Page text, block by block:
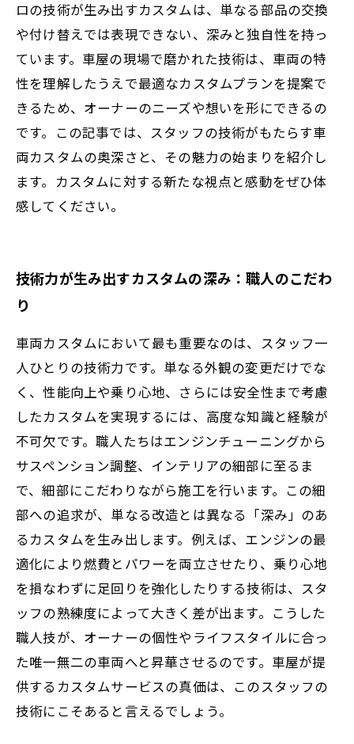
ロの技術が生み出すカスタムは、単なる部品の交換
や付け替えでは表現できない、深みと独自性を持っ
ています。車屋の現場で磨かれた技術は、車両の特
性を理解したうえで最適なカスタムプランを提案で
きるため、オーナーのニーズや想いを形にできるの
です。この記事では、スタッフの技術がもたらす車
両カスタムの奥深さと、その魅力の始まりを紹介し
ます。カスタムに対する新たな視点と感動をぜひ体
感してください。
技術力が生み出すカスタムの深み：職人のこだわ
り
車両カスタムにおいて最も重要なのは、スタッフ一
人ひとりの技術力です。単なる外観の変更だけでな
く、性能向上や乗り心地、さらには安全性まで考慮
したカスタムを実現するには、高度な知識と経験が
不可欠です。職人たちはエンジンチューニングから
サスペンション調整、インテリアの細部に至るま
で、細部にこだわりながら施工を行います。この細
部への追求が、単なる改造とは異なる「深み」のあ
るカスタムを生み出します。例えば、エンジンの最
適化により燃費とパワーを両立させたり、乗り心地
を損なわずに足回りを強化したりする技術は、スタ
ッフの熟練度によって大きく差が出ます。こうした
職人技が、オーナーの個性やライフスタイルに合っ
た唯一無二の車両へと昇華させるのです。車屋が提
供するカスタムサービスの真価は、このスタッフの
技術にこそあると言えるでしょう。